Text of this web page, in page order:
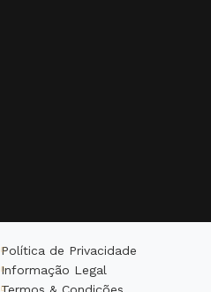
Política de Privacidade
Informação Legal